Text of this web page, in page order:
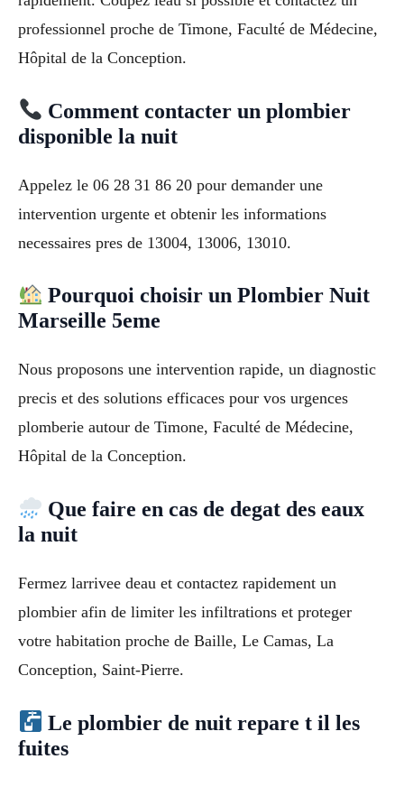
professionnel proche de Timone, Faculté de Médecine,
Hôpital de la Conception.
Comment contacter un plombier
disponible la nuit
Appelez le 06 28 31 86 20 pour demander une
intervention urgente et obtenir les informations
necessaires pres de 13004, 13006, 13010.
Pourquoi choisir un Plombier Nuit
Marseille 5eme
Nous proposons une intervention rapide, un diagnostic
precis et des solutions efficaces pour vos urgences
plomberie autour de Timone, Faculté de Médecine,
Hôpital de la Conception.
Que faire en cas de degat des eaux
la nuit
Fermez larrivee deau et contactez rapidement un
plombier afin de limiter les infiltrations et proteger
votre habitation proche de Baille, Le Camas, La
Conception, Saint-Pierre.
Le plombier de nuit repare t il les
fuites